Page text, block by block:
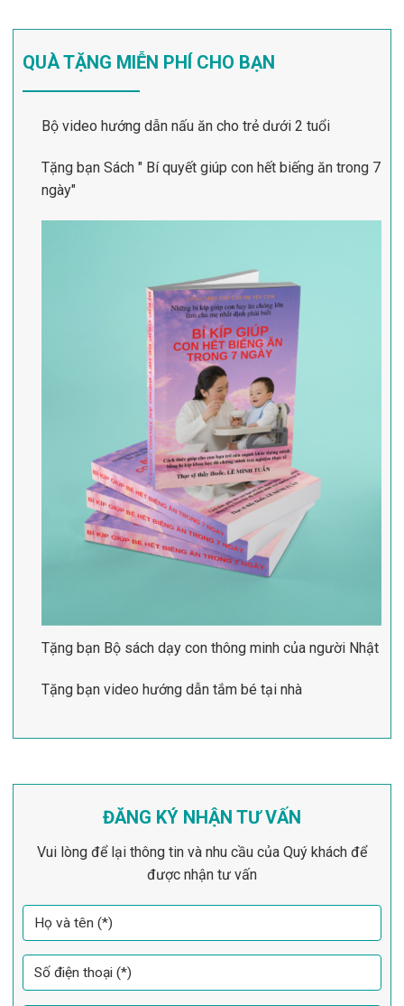
QUÀ TẶNG MIỄN PHÍ CHO BẠN
Bộ video hướng dẫn nấu ăn cho trẻ dưới 2 tuổi
Tặng bạn Sách " Bí quyết giúp con hết biếng ăn trong 7
ngày"
Tặng bạn Bộ sách dạy con thông minh của người Nhật
Tặng bạn video hướng dẫn tắm bé tại nhà
ĐĂNG KÝ NHẬN TƯ VẤN
Vui lòng để lại thông tin và nhu cầu của Quý khách để
được nhận tư vấn